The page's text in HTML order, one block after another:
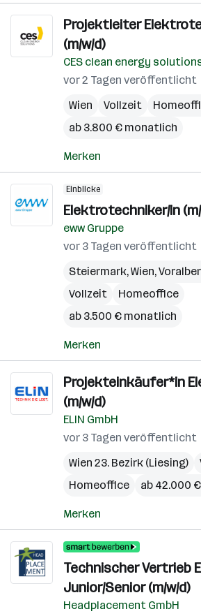
Projektleiter
(m/w/d)
CES clean energy
vor 2 Tagen veröffentlicht
Wien
Vollzeit
ab 3.800 € monatlich
Merken
Einblicke
Elektrotechniker/in
eww Gruppe
vor 3 Tagen veröffentlicht
Steiermark,Wien,
Vollzeit
Homeoffice
ab 3.500 € monatlich
Merken
Projekteinkäufer*in
(m/w/d)
ELIN GmbH
vor 3 Tagen veröffentlicht
Wien 23. Bezirk (Liesing)
Homeoffice
ab 42.000
Merken
Technischer Vertrieb
Junior/Senior (m/w/d)
Headplacement GmbH